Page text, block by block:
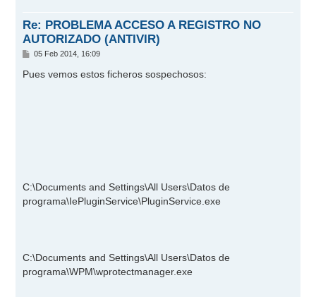
Re: PROBLEMA ACCESO A REGISTRO NO
AUTORIZADO (ANTIVIR)
M
n
s
05 Feb 2014, 16:09
Pues vemos estos ficheros sospechosos:
C:\Documents and Settings\All Users\Datos de
programa\IePluginService\PluginService.exe
C:\Documents and Settings\All Users\Datos de
programa\WPM\wprotectmanager.exe